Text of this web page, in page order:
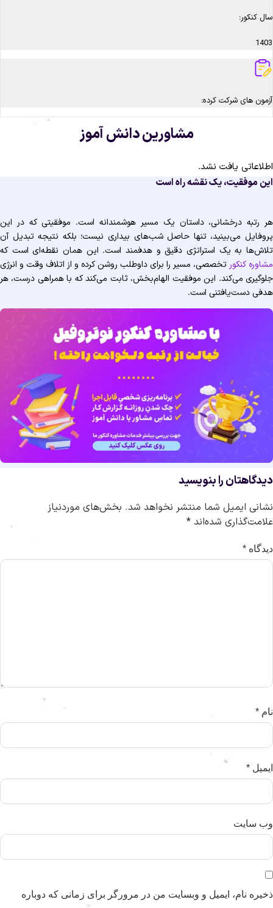
سال کنکور:
1403
آزمون های شرکت کرده:
مشاورین دانش آموز
اطلاعاتی یافت نشد.
این موفقیت، یک نقشه راه است
هر رتبه درخشانی، داستان یک مسیر هوشمندانه است. موفقیتی که در این
پروفایل می‌بینید، تنها حاصل شب‌های بیداری نیست؛ بلکه نتیجه تبدیل آن
تلاش‌ها به یک استراتژی دقیق و هدفمند است. این همان نقطه‌ای است که
مشاوره کنکور تخصصی، مسیر را برای داوطلب روشن کرده و از اتلاف وقت و انرژی
جلوگیری می‌کند. این موفقیت الهام‌بخش، ثابت می‌کند که با همراهی درست، هر
هدفی دست‌یافتنی است.
دیدگاهتان را بنویسید
نشانی ایمیل شما منتشر نخواهد شد. بخش‌های موردنیاز
علامت‌گذاری شده‌اند *
دیدگاه *
نام *
ایمیل *
وب‌ سایت
ذخیره نام، ایمیل و وبسایت من در مرورگر برای زمانی که دوباره